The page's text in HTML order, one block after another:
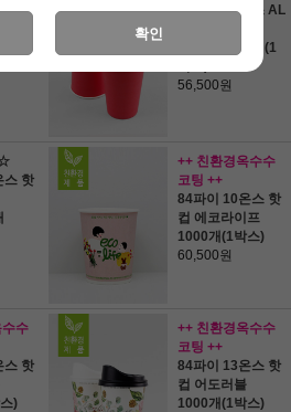
플
84파이 13온스 AL
올레드/1000개(1
56,500원
스 핫
++ 친환경옥수수
코팅 ++
84파이 10온스 핫
컵 에코라이프
1000개(1박스)
60,500원
수
스 핫
)
++ 친환경옥수수
코팅 ++
84파이 13온스 핫
컵 어도러블
1000개(1박스)
확인